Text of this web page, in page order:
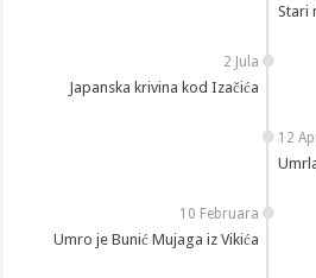
Stari
2 Jula
Japanska krivina kod Izačića
12
10 Februara
Umro je Bunić Mujaga iz Vikića